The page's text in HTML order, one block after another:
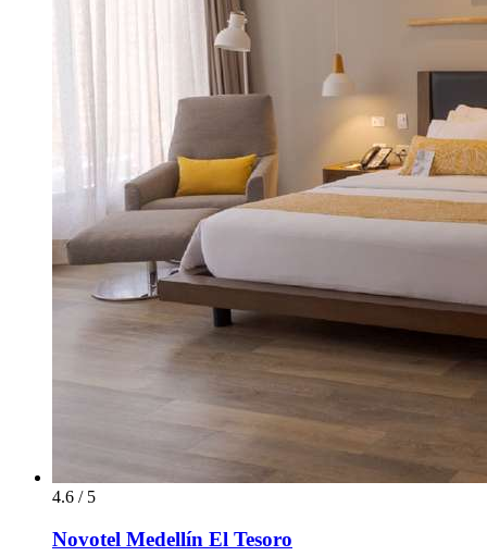
4.6 / 5
Novotel Medellín El Tesoro